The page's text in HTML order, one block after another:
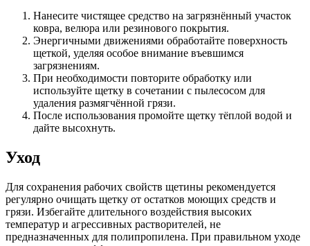
Нанесите чистящее средство на загрязнённый участок
ковра, велюра или резинового покрытия.
Энергичными движениями обработайте поверхность
щеткой, уделяя особое внимание въевшимся
загрязнениям.
При необходимости повторите обработку или
используйте щетку в сочетании с пылесосом для
удаления размягчённой грязи.
После использования промойте щетку тёплой водой и
дайте высохнуть.
Уход
Для сохранения рабочих свойств щетины рекомендуется
регулярно очищать щетку от остатков моющих средств и
грязи. Избегайте длительного воздействия высоких
температур и агрессивных растворителей, не
предназначенных для полипропилена. При правильном уходе